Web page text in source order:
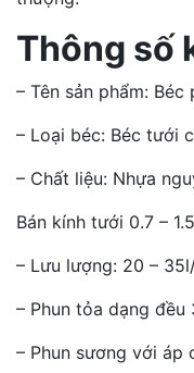
Thông số
– Tên sản phẩm:
– Loại béc: Béc tưới
– Chất liệu: Nhựa
Bán kính tưới 0.7 –
– Lưu lượng: 20 –
– Phun tỏa dạng đều
– Phun sương với áp